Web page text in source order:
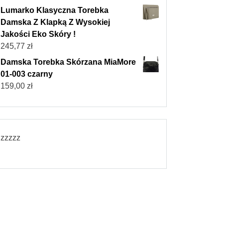
Lumarko Klasyczna Torebka
Damska Z Klapką Z Wysokiej
Jakości Eko Skóry !
245,77 zł
Damska Torebka Skórzana MiaMore
01-003 czarny
159,00 zł
zzzzz